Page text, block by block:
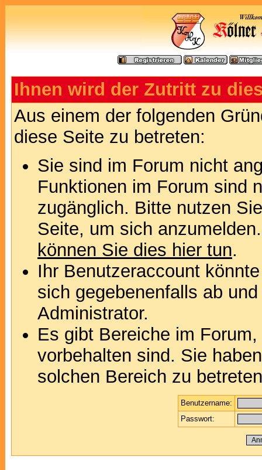
Ihnen wird der Zutritt zu
Aus einem der folgenden
diese Seite zu betreten:
Sie sind im Forum nicht
Funktionen im Forum sind
zugänglich. Bitte nutzen
Seite, um sich
können Sie dies hier tun.
Ihr Benutzeraccount
sich gegebenenfalls ab
Administrator.
Es gibt Bereiche im
vorbehalten sind. Sie
solchen Bereich zu
Benutzername:
Passwort: